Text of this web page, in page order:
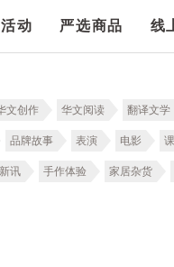
动 严选商品 线
文创作 华文阅读 翻译文学
品牌故事 表演 电影
讯 手作体验 家居杂货